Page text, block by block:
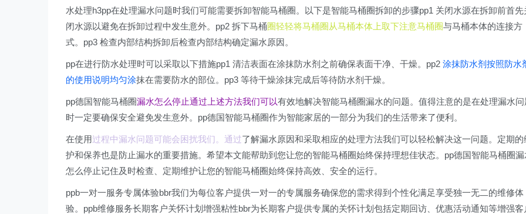
水处理h3pp在处理漏水问题时我们可能需要拆卸智能马桶圈。以下是智能马桶圈拆卸的步骤pp1 关闭水源在拆卸前首先
闭水源以避免在拆卸过程中发生意外。pp2 拆下马桶圈轻轻将马桶圈从马桶本体上取下注意马桶圈与马桶本体的连接方
式。pp3 检查内部结构拆卸后检查内部结构确定漏水原因。
pp在进行防水处理时可以采取以下措施pp1 清洁表面在涂抹防水剂之前确保表面干净、干燥。pp2 涂抹防水剂按照防水
的使用说明均匀涂抹在需要防水的部位。pp3 等待干燥涂抹完成后等待防水剂干燥。
pp德国智能马桶圈漏水怎么停止通过上述方法我们可以有效地解决智能马桶圈漏水的问题。值得注意的是在处理漏水问
时一定要确保安全避免发生意外。pp德国智能马桶圈作为智能家居的一部分为我们的生活带来了便利。
在使用过程中漏水问题可能会困扰我们。通过了解漏水原因和采取相应的处理方法我们可以轻松解决这一问题。定期的
护和保养也是防止漏水的重要措施。希望本文能帮助到您让您的智能马桶圈始终保持理想佳状态。pp德国智能马桶圈漏
怎么停止记住及时检查、定期维护让您的智能马桶圈始终保持高效、安全的运行。
ppb一对一服务专属体验bbr我们为每位客户提供一对一的专属服务确保您的需求得到个性化满足享受独一无二的维修体
验。ppb维修服务长期客户关怀计划增强粘性bbr为长期客户提供专属的关怀计划包括定期回访、优惠活动通知等增强客